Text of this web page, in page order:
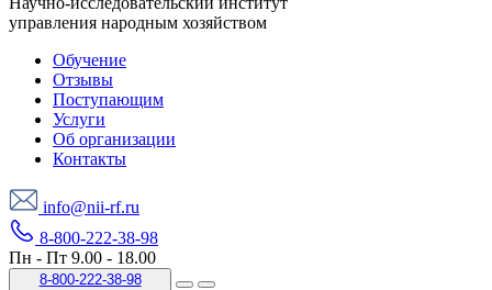
управления народным хозяйством
Обучение
Отзывы
Поступающим
Услуги
Об организации
Контакты
info@nii-rf.ru
8-800-222-38-98
Пн - Пт 9.00 - 18.00
8-800-222-38-98